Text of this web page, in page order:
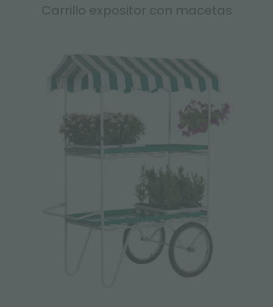
Carrillo expositor con macetas